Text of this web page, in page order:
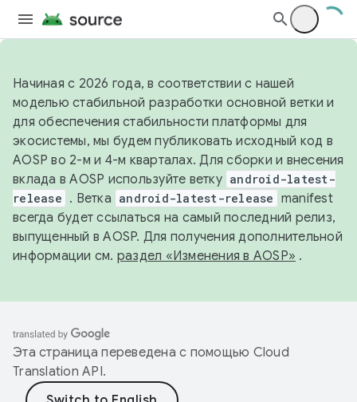
Начиная с 2026 года, в соответствии с нашей
моделью стабильной разработки основной ветки и
для обеспечения стабильности платформы для
экосистемы, мы будем публиковать исходный код в
AOSP во 2-м и 4-м кварталах. Для сборки и внесения
вклада в AOSP используйте ветку android-latest-
release . Ветка android-latest-release manifest
всегда будет ссылаться на самый последний релиз,
выпущенный в AOSP. Для получения дополнительной
информации см. раздел «Изменения в AOSP» .
Эта страница переведена с помощью Cloud
Translation API.